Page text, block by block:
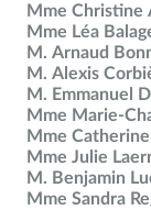
Mme Christine
Mme Léa
M. Arnaud
M. Alexis
M. Emmanuel
Mme Marie-
Mme
Mme Julie
M. Benjamin
Mme Sandra